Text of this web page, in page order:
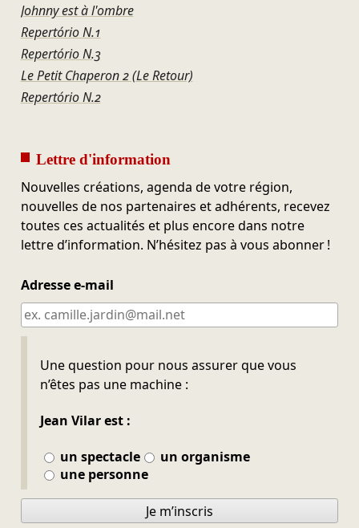
Johnny est à l'ombre
Repertório N.1
Repertório N.3
Le Petit Chaperon 2 (Le Retour)
Repertório N.2
Lettre d'information
Nouvelles créations, agenda de votre région,
nouvelles de nos partenaires et adhérents, recevez
toutes ces actualités et plus encore dans notre
lettre d’information. N’hésitez pas à vous abonner !
Adresse e-mail
Une question pour nous assurer que vous
n’êtes pas une machine :
Jean Vilar est :
un spectacle
un organisme
une personne
Ne pas remplir
Je m’inscris